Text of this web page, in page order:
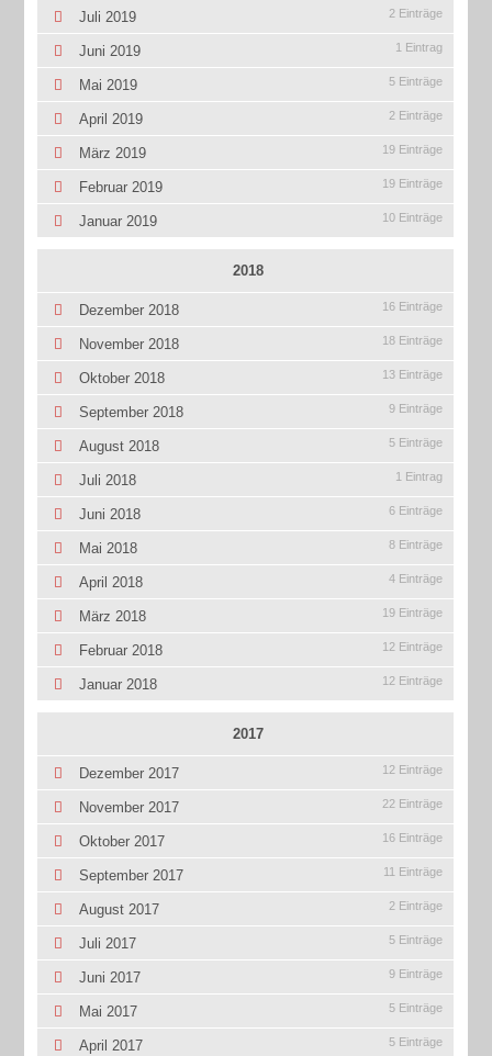
Juli 2019 2 Einträge
Juni 2019 1 Eintrag
Mai 2019 5 Einträge
April 2019 2 Einträge
März 2019 19 Einträge
Februar 2019 19 Einträge
Januar 2019 10 Einträge
2018
Dezember 2018 16 Einträge
November 2018 18 Einträge
Oktober 2018 13 Einträge
September 2018 9 Einträge
August 2018 5 Einträge
Juli 2018 1 Eintrag
Juni 2018 6 Einträge
Mai 2018 8 Einträge
April 2018 4 Einträge
März 2018 19 Einträge
Februar 2018 12 Einträge
Januar 2018 12 Einträge
2017
Dezember 2017 12 Einträge
November 2017 22 Einträge
Oktober 2017 16 Einträge
September 2017 11 Einträge
August 2017 2 Einträge
Juli 2017 5 Einträge
Juni 2017 9 Einträge
Mai 2017 5 Einträge
April 2017 5 Einträge